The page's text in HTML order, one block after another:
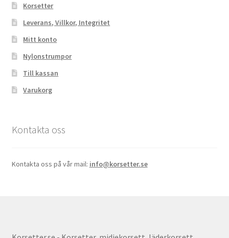
Korsetter
Leverans, Villkor, Integritet
Mitt konto
Nylonstrumpor
Till kassan
Varukorg
Kontakta oss
Kontakta oss på vår mail: info@korsetter.se